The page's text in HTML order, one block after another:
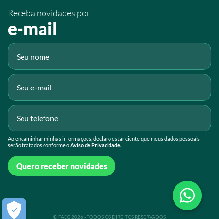
Receba novidades por
e-mail
Ao encaminhar minhas informações, declaro estar ciente que meus dados pessoais
serão tratados conforme oAviso de Privacidade.
Quero receber novidades
© FAEG 2026 - TODOS OS DIREITOS RESERVADOS